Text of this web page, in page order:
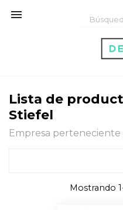

Lista de
Stiefel
Empresa perteneciente
Mostrando